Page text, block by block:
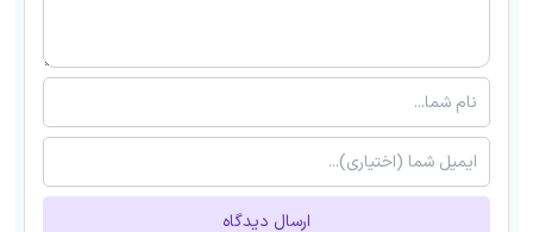
ارسال دیدگاه